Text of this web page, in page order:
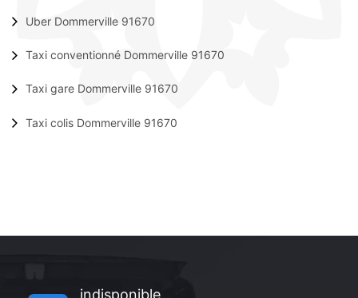
Uber Dommerville 91670
Taxi conventionné Dommerville 91670
Taxi gare Dommerville 91670
Taxi colis Dommerville 91670
indisponible